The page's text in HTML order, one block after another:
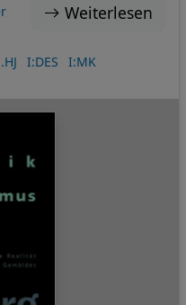
Weiterlesen
I:DES I:MK